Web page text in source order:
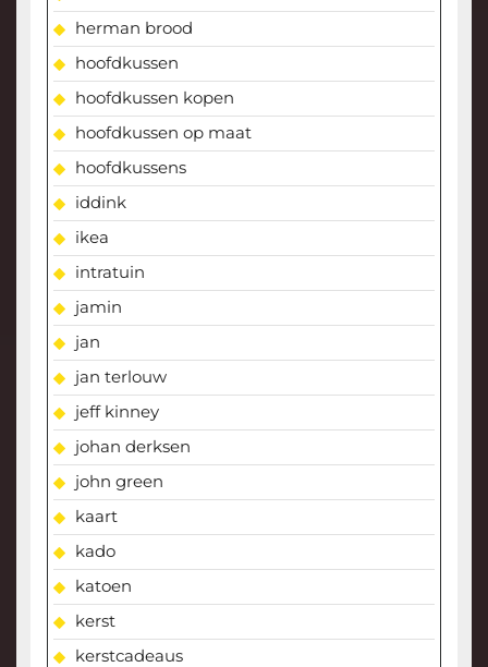
herman brood
hoofdkussen
hoofdkussen kopen
hoofdkussen op maat
hoofdkussens
iddink
ikea
intratuin
jamin
jan
jan terlouw
jeff kinney
johan derksen
john green
kaart
kado
katoen
kerst
kerstcadeaus